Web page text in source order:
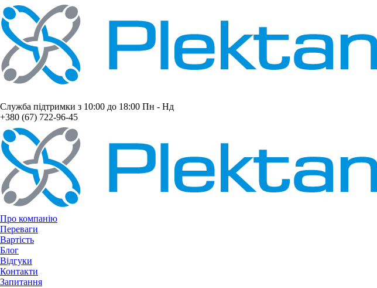
Служба підтримки з 10:00 до 18:00 Пн - Нд
+380 (67) 722-96-45
Про компанію
Переваги
Вартість
Блог
Відгуки
Контакти
Запитання